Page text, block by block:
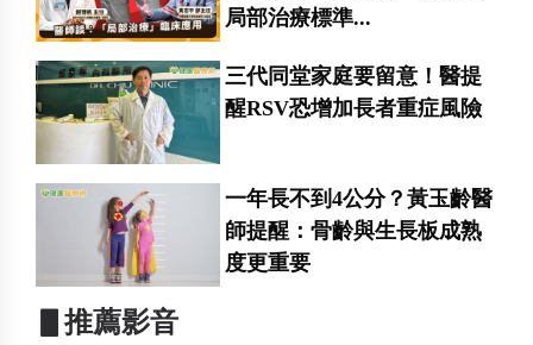
局部治療標準...
三代同堂家庭要留意！醫提
醒RSV恐增加長者重症風險
一年長不到4公分？黃玉齡醫
師提醒：骨齡與生長板成熟
度更重要
▋推薦影音